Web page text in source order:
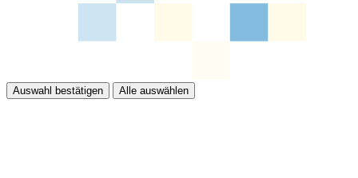
Auswahl bestätigen Alle auswählen